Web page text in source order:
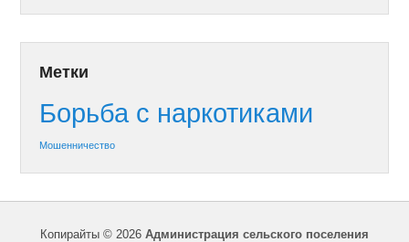
Метки
Борьба с наркотиками
Мошенничество
Копирайты © 2026 Администрация сельского поселения